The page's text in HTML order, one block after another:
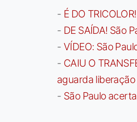
- É DO
- DE SAÍDA! São
- VÍDEO: São
- CAIU O
aguarda liberação
- São Paulo